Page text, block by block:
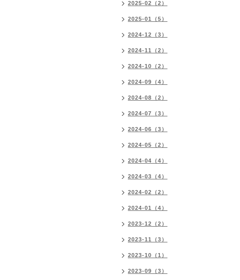
2025-02（2）
2025-01（5）
2024-12（3）
2024-11（2）
2024-10（2）
2024-09（4）
2024-08（2）
2024-07（3）
2024-06（3）
2024-05（2）
2024-04（4）
2024-03（4）
2024-02（2）
2024-01（4）
2023-12（2）
2023-11（3）
2023-10（1）
2023-09（3）